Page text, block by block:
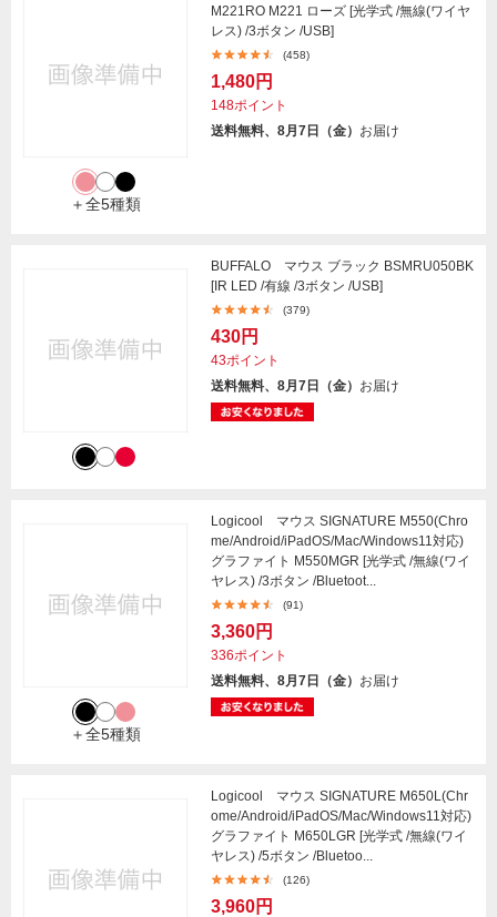
＋全5種類
M221RO M221 ローズ [光学式 /無線(ワイヤ
レス) /3ボタン /USB]
(458)
1,480円
148ポイント
送料無料、8月7日（金） お届け
BUFFALO マウス ブラック BSMRU050BK
[IR LED /有線 /3ボタン /USB]
(379)
430円
43ポイント
送料無料、8月7日（金） お届け
＋全5種類
Logicool マウス SIGNATURE M550(Chro
me/Android/iPadOS/Mac/Windows11対応)
グラファイト M550MGR [光学式 /無線(ワイ
ヤレス) /3ボタン /Bluetoot...
(91)
3,360円
336ポイント
送料無料、8月7日（金） お届け
Logicool マウス SIGNATURE M650L(Chr
ome/Android/iPadOS/Mac/Windows11対応)
グラファイト M650LGR [光学式 /無線(ワイ
ヤレス) /5ボタン /Bluetoo...
(126)
3,960円